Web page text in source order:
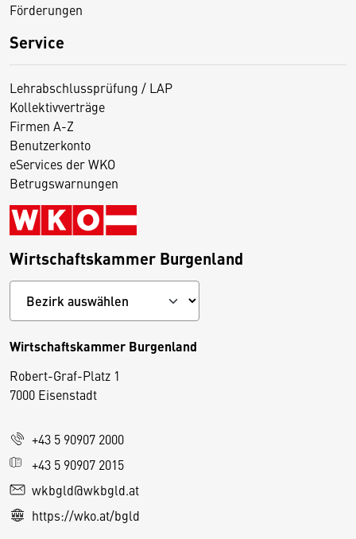
Förderungen
Service
Lehrabschlussprüfung / LAP
Kollektivverträge
Firmen A-Z
Benutzerkonto
eServices der WKO
Betrugswarnungen
Wirtschaftskammer Burgenland
Wirtschaftskammer Burgenland
Robert-Graf-Platz 1
7000 Eisenstadt
+43 5 90907 2000
+43 5 90907 2015
wkbgld@wkbgld.at
https://wko.at/bgld
D
s
e
S
e